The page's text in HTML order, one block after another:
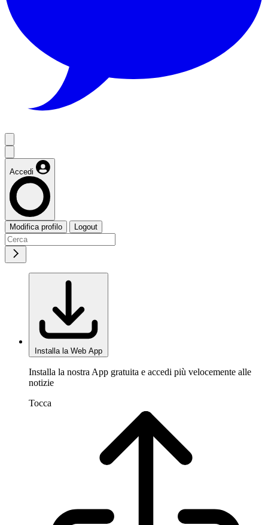
Accedi
Modifica profilo Logout
Installa la Web App
Installa la nostra App gratuita e accedi più velocemente alle
notizie
Tocca